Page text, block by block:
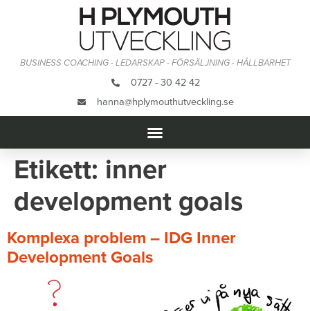
BUSINESS COACHING - LEDARSKAP - FÖRSÄLJNING - HÅLLBARHET
0727 - 30 42 42
hanna@hplymouthutveckling.se
Etikett: inner
development goals
Komplexa problem – IDG Inner
Development Goals